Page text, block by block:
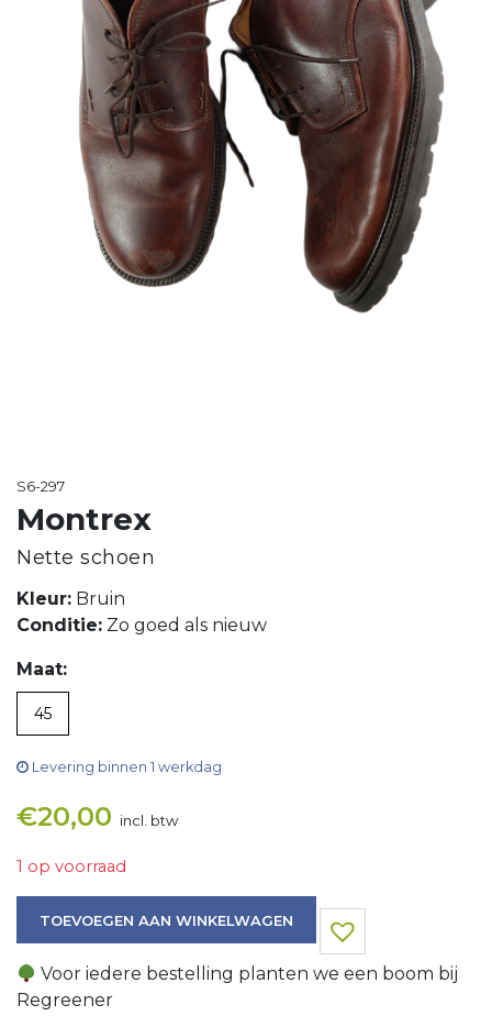
S6-297
Montrex
Nette schoen
Kleur: Bruin
Conditie: Zo goed als nieuw
Maat:
45
Levering binnen 1 werkdag
€20,00 incl. btw
1 op voorraad
TOEVOEGEN AAN WINKELWAGEN
Voor iedere bestelling planten we een boom bij
Regreener